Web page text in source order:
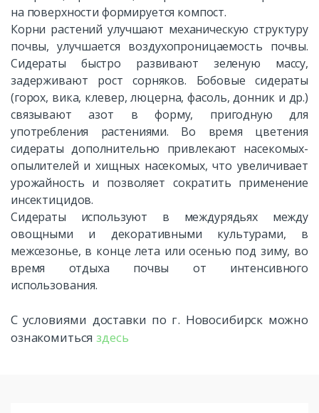
на поверхности формируется компост.
Корни растений улучшают механическую структуру
почвы, улучшается воздухопроницаемость почвы.
Сидераты быстро развивают зеленую массу,
задерживают рост сорняков. Бобовые сидераты
(горох, вика, клевер, люцерна, фасоль, донник и др.)
связывают азот в форму, пригодную для
употребления растениями. Во время цветения
сидераты дополнительно привлекают насекомых-
опылителей и хищных насекомых, что увеличивает
урожайность и позволяет сократить применение
инсектицидов.
Сидераты используют в междурядьях между
овощными и декоративными культурами, в
межсезонье, в конце лета или осенью под зиму, во
время отдыха почвы от интенсивного
использования.
С условиями доставки по г. Новосибирск можно
ознакомитьсяздесь